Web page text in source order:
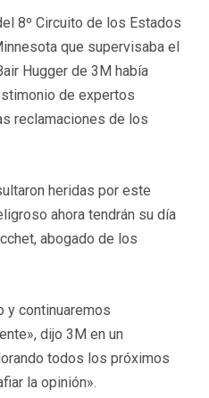
8º Circuito de los Estados
que supervisaba el
Hugger de 3M había
de expertos
reclamaciones de los
heridas por este
ahora tendrán su día
abogado de los
y continuaremos
dijo 3M en un
todos los próximos
la opinión».